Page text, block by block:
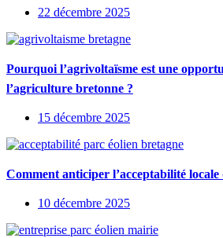
22 décembre 2025
Pourquoi l’agrivoltaïsme est une
l’agriculture bretonne ?
15 décembre 2025
Comment anticiper l’acceptabilité locale
10 décembre 2025